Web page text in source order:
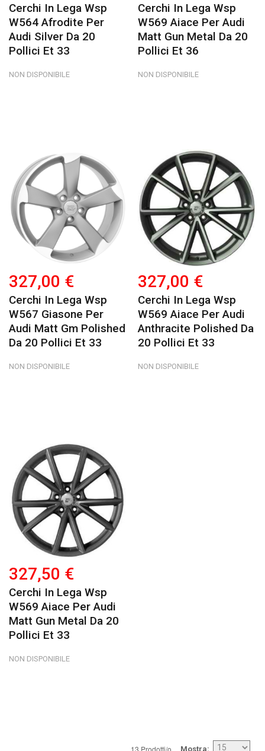
Cerchi In Lega Wsp
W564 Afrodite Per
Audi Silver Da 20
Pollici Et 33
NON DISPONIBILE
Cerchi In Lega Wsp
W569 Aiace Per Audi
Matt Gun Metal Da 20
Pollici Et 36
NON DISPONIBILE
327,00 €
Cerchi In Lega Wsp
W567 Giasone Per
Audi Matt Gm Polished
Da 20 Pollici Et 33
NON DISPONIBILE
327,00 €
Cerchi In Lega Wsp
W569 Aiace Per Audi
Anthracite Polished Da
20 Pollici Et 33
NON DISPONIBILE
327,50 €
Cerchi In Lega Wsp
W569 Aiace Per Audi
Matt Gun Metal Da 20
Pollici Et 33
NON DISPONIBILE
13 Prodotti/o Mostra